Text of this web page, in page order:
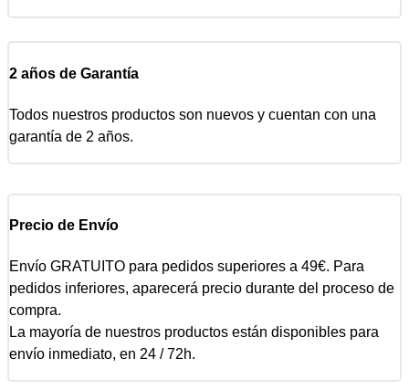
2 años de Garantía
Todos nuestros productos son nuevos y cuentan con una
garantía de 2 años.
Precio de Envío
Envío GRATUITO para pedidos superiores a 49€. Para
pedidos inferiores, aparecerá precio durante del proceso de
compra.
La mayoría de nuestros productos están disponibles para
envío inmediato, en 24 / 72h.